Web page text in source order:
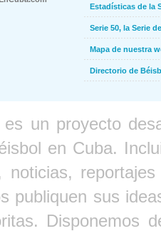
Estadísticas de la
Serie 50, la Serie
Mapa de nuestra
Directorio de
es un proyecto
en Cuba.
noticias,
publiquen sus
Disponemos